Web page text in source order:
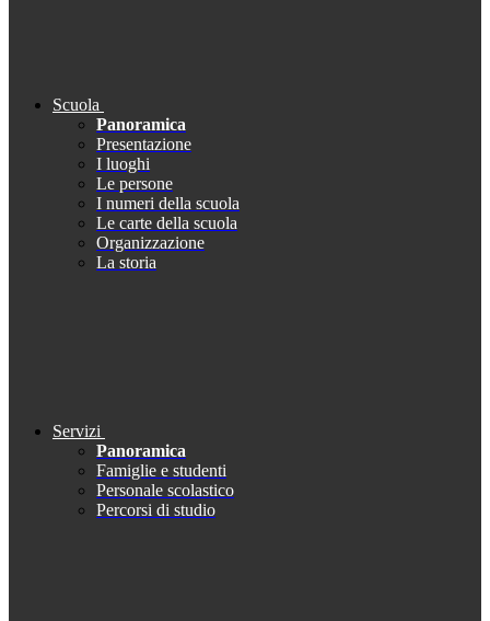
Scuola
Panoramica
Presentazione
I luoghi
Le persone
I numeri della scuola
Le carte della scuola
Organizzazione
La storia
Servizi
Panoramica
Famiglie e studenti
Personale scolastico
Percorsi di studio